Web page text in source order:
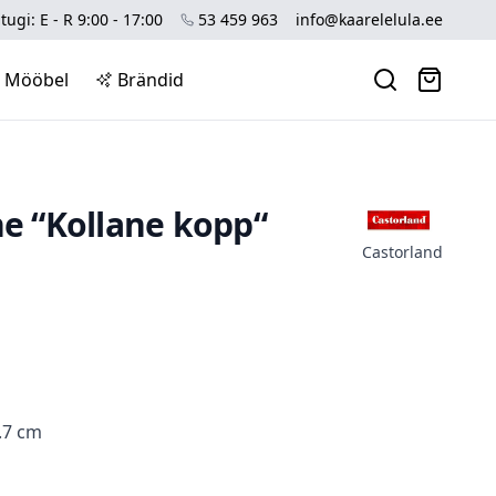
E - R 9:00 - 17:00 53 459 963 info@kaarelelula.ee
Mööbel Brändid
“Kollane kopp“
Castorland
cm